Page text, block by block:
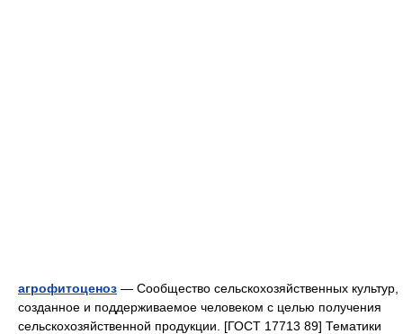
агрофитоценоз — Сообщество сельскохозяйственных культур,
созданное и поддерживаемое человеком с целью получения
сельскохозяйственной продукции. [ГОСТ 17713 89] Тематики